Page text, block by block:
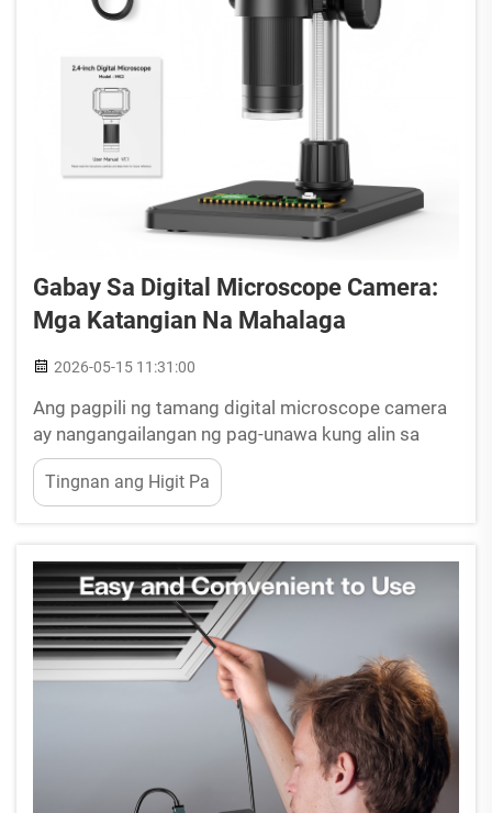
Gabay Sa Digital Microscope Camera:
Mga Katangian Na Mahalaga
2026-05-15 11:31:00
Ang pagpili ng tamang digital microscope camera
ay nangangailangan ng pag-unawa kung alin sa
mga katangian ang direktang nakaaapekto sa
kalidad ng iyong imaging, kahusayan ng workflow,
at pangmatagalang layunin sa pananaliksik o
microscope na umaasa lamang sa mga mata...
Tingnan ang Higit Pa